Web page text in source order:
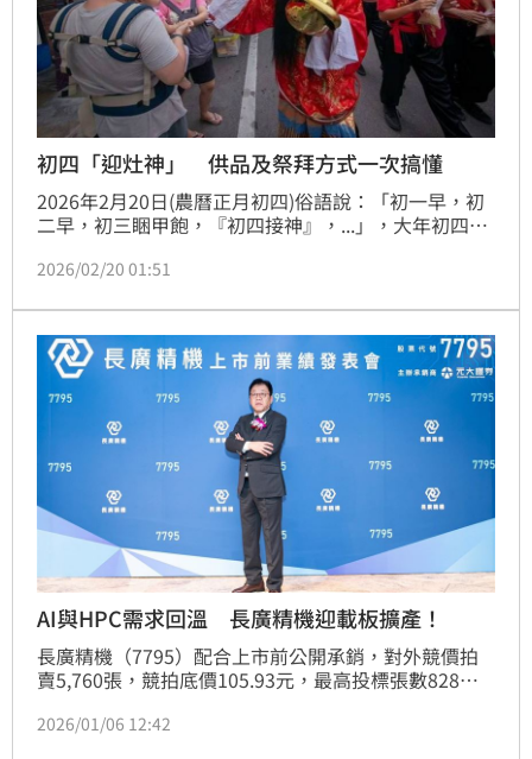
初四「迎灶神」 供品及祭拜方式一次搞懂
2026年2月20日(農曆正月初四)俗語說：「初一早，初
二早，初三睏甲飽，『初四接神』，...」，大年初四是
接神晚。」的說法，也就是送神要一大清早，而接神在
2026/02/20 01:51
AI與HPC需求回溫 長廣精機迎載板擴產！
長廣精機（7795）配合上市前公開承銷，對外競價拍
賣5,760張，競拍底價105.93元，最高投標張數828
牌。公司近年雖面臨ABF載板產業，去庫存與下游客戶
2026/01/06 12:42